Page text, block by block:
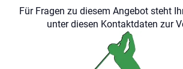
Für Fragen zu diesem Angebot steht
unter diesen Kontaktdaten zur